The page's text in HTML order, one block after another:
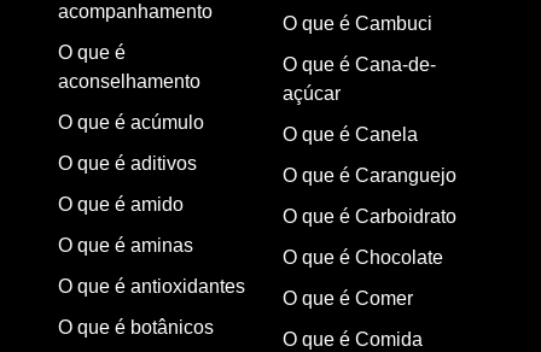
acompanhamento
O que é
aconselhamento
O que é acúmulo
O que é aditivos
O que é amido
O que é aminas
O que é antioxidantes
O que é botânicos
O que é Cambuci
O que é Cana-de-
açúcar
O que é Canela
O que é Caranguejo
O que é Carboidrato
O que é Chocolate
O que é Comer
O que é Comida